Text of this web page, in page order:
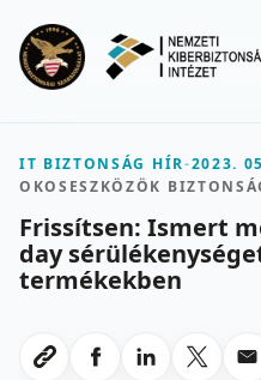
IT BIZTONSÁG HÍR-2023.
OKOSESZKÖZÖK
Frissítsen: Ismert
day
termékekben
Link masolasa
MegosztasMegosztas